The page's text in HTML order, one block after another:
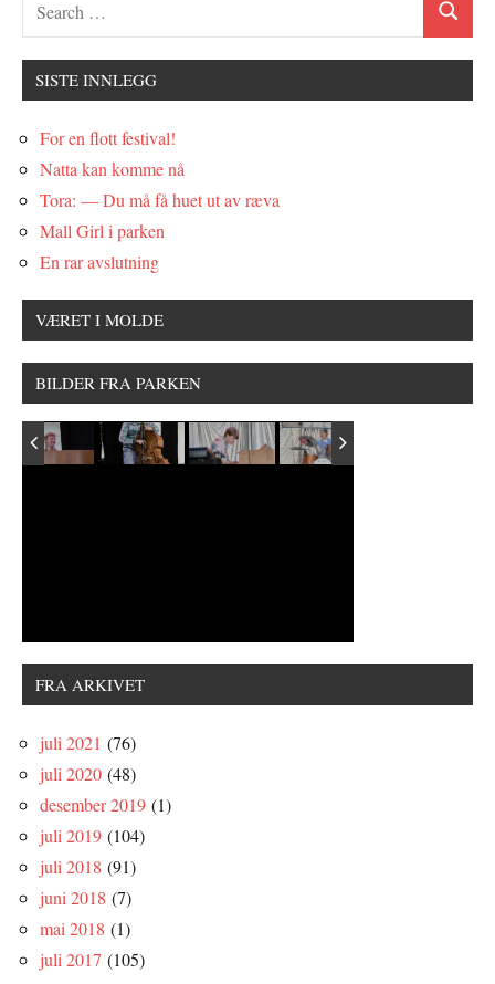
SISTE INNLEGG
For en flott festival!
Natta kan komme nå
Tora: — Du må få huet ut av ræva
Mall Girl i parken
En rar avslutning
VÆRET I MOLDE
BILDER FRA PARKEN
FRA ARKIVET
juli 2021 (76)
juli 2020 (48)
desember 2019 (1)
juli 2019 (104)
juli 2018 (91)
juni 2018 (7)
mai 2018 (1)
juli 2017 (105)